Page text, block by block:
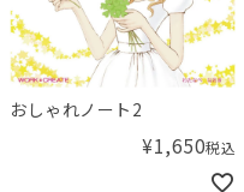
おしゃれノート2
¥1,650税込